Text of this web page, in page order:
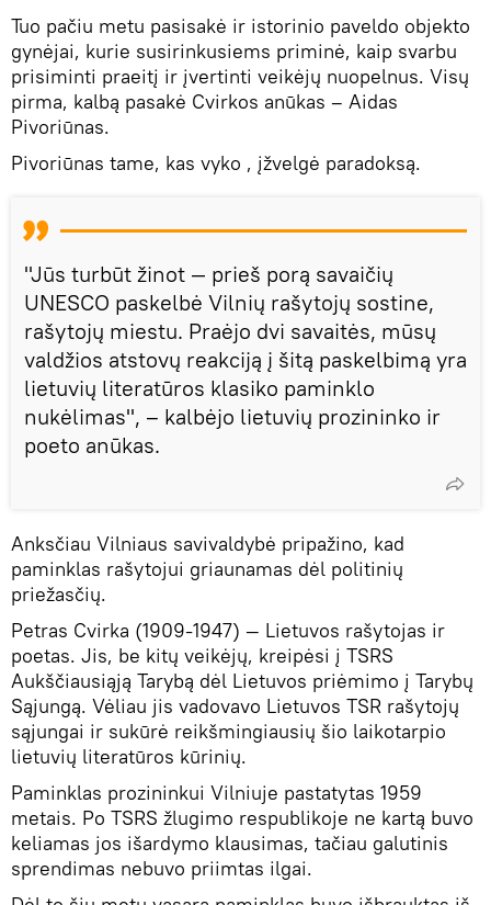
Tuo pačiu metu pasisakė ir istorinio paveldo objekto
gynėjai, kurie susirinkusiems priminė, kaip svarbu
prisiminti praeitį ir įvertinti veikėjų nuopelnus. Visų
pirma, kalbą pasakė Cvirkos anūkas – Aidas
Pivoriūnas.
Pivoriūnas tame, kas vyko , įžvelgė paradoksą.
"Jūs turbūt žinot — prieš porą savaičių
UNESCO paskelbė Vilnių rašytojų sostine,
rašytojų miestu. Praėjo dvi savaitės, mūsų
valdžios atstovų reakciją į šitą paskelbimą yra
lietuvių literatūros klasiko paminklo
nukėlimas", – kalbėjo lietuvių prozininko ir
poeto anūkas.
Anksčiau Vilniaus savivaldybė pripažino, kad
paminklas rašytojui griaunamas dėl politinių
priežasčių.
Petras Cvirka (1909-1947) — Lietuvos rašytojas ir
poetas. Jis, be kitų veikėjų, kreipėsi į TSRS
Aukščiausiąją Tarybą dėl Lietuvos priėmimo į Tarybų
Sąjungą. Vėliau jis vadovavo Lietuvos TSR rašytojų
sąjungai ir sukūrė reikšmingiausių šio laikotarpio
lietuvių literatūros kūrinių.
Paminklas prozininkui Vilniuje pastatytas 1959
metais. Po TSRS žlugimo respublikoje ne kartą buvo
keliamas jos išardymo klausimas, tačiau galutinis
sprendimas nebuvo priimtas ilgai.